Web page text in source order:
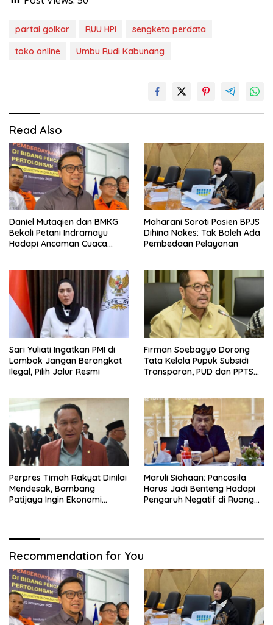
partai golkar RUU HPI
sengketa perdata
toko online
Umbu Rudi Kabunang
Read Also
Daniel Mutaqien dan BMKG
Bekali Petani Indramayu
Hadapi Ancaman Cuaca
Maharani Soroti Pasien BPJS
Dihina Nakes: Tak Boleh Ada
Pembedaan Pelayanan
Sari Yuliati Ingatkan PMI di
Lombok Jangan Berangkat
Ilegal, Pilih Jalur Resmi
Firman Soebagyo Dorong
Tata Kelola Pupuk Subsidi
Transparan, PUD dan PPTS
Perpres Timah Rakyat Dinilai
Mendesak, Bambang
Patijaya Ingin Ekonomi
Maruli Siahaan: Pancasila
Harus Jadi Benteng Hadapi
Pengaruh Negatif di Ruang
Recommendation for You